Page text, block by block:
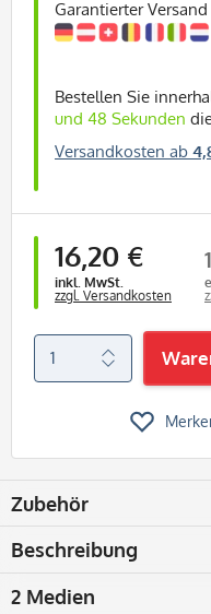
Garantierter Versand
Bestellen Sie
und 47 Sekunden
Versandkosten ab
16,20 €
inkl. MwSt.
zzgl. Versandkosten
Zubehör
Beschreibung
2 Medien